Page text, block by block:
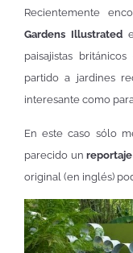
Recientemente
Gardens Illustrated
paisajistas
partido a jardines
interesante como
En este caso sólo
parecido unreportaje
original (en inglés)